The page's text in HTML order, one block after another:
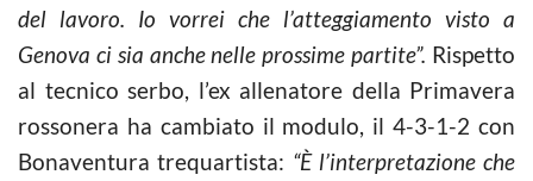
del lavoro. Io vorrei che l’atteggiamento visto a
Genova ci sia anche nelle prossime partite”. Rispetto
al tecnico serbo, l’ex allenatore della Primavera
rossonera ha cambiato il modulo, il 4-3-1-2 con
Bonaventura trequartista: “È l’interpretazione che